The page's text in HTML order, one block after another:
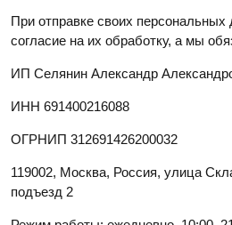
При отправке своих
согласие на их обработку, а мы
ИП Селянин Александр
ИНН 691400216088
ОГРНИП 312691426200032
119002, Москва, Россия, улица
подъезд 2